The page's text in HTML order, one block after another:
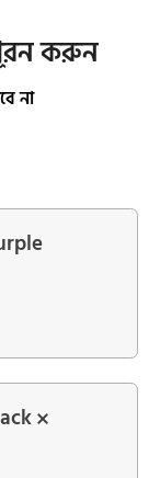
করুন
না